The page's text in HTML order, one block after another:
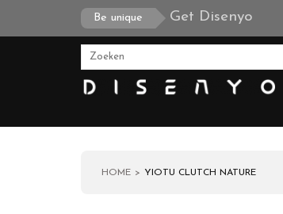
Be unique Get Disenyo
HOME YIOTU CLUTCH NATURE